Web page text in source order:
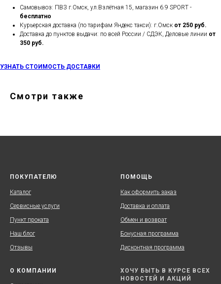
Самовывоз: ПВЗ г.Омск, ул.Взлётная 15, магазин 6.9 SPORT -
бесплатно
Курьерская доставка (по тарифам Яндекс такси): г.Омск от 250 руб.
Доставка до пунктов выдачи: по всей России / СДЭК, Деловые линии от
350 руб.
УЗНАТЬ СТОИМОСТЬ ДОСТАВКИ
Смотри также
ПОКУПАТЕЛЮ
Каталог
Сервисные услуги
Пункт проката
Наш блог
Отзывы
ПОМОЩЬ
Как оформить заказ
Доставка и оплата
Обмен и возврат
Бонусная программа
Дисконтная программа
О КОМПАНИИ
ХОЧУ БЫТЬ В КУРСЕ ВСЕХ
НОВОСТЕЙ И АКЦИЙ